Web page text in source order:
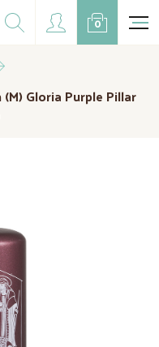
0
Gloria Purple Pillar